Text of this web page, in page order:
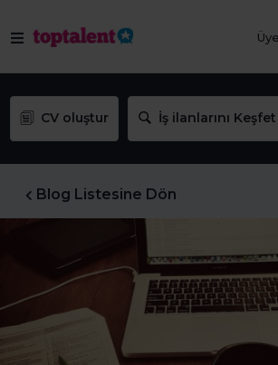
CV oluştur İş ilanlarını Keşfet
Blog Listesine Dön